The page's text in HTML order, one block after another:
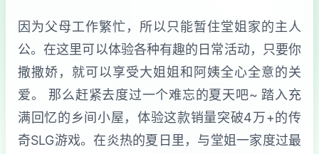
因为父母工作繁忙，所以只能暂住堂姐家的主人
公。在这里可以体验各种有趣的日常活动，只要你
撒撒娇，就可以享受大姐姐和阿姨全心全意的关
爱。 那么赶紧去度过一个难忘的夏天吧~ 踏入充
满回忆的乡间小屋，体验这款销量突破4万+的传
奇SLG游戏。在炎热的夏日里，与堂姐一家度过最